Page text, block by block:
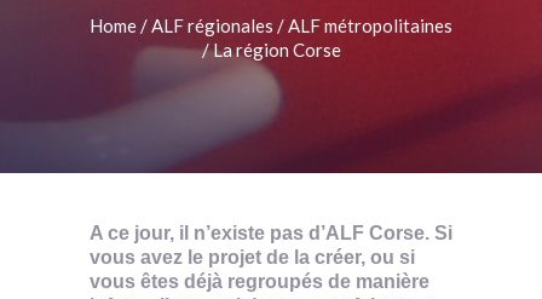
Home/ALF régionales /ALF métropolitaines
/La région Corse
A ce jour, il n’existe pas d’ALF Corse. Si
vous avez le projet de la créer, ou si
vous êtes déjà regroupés de manière